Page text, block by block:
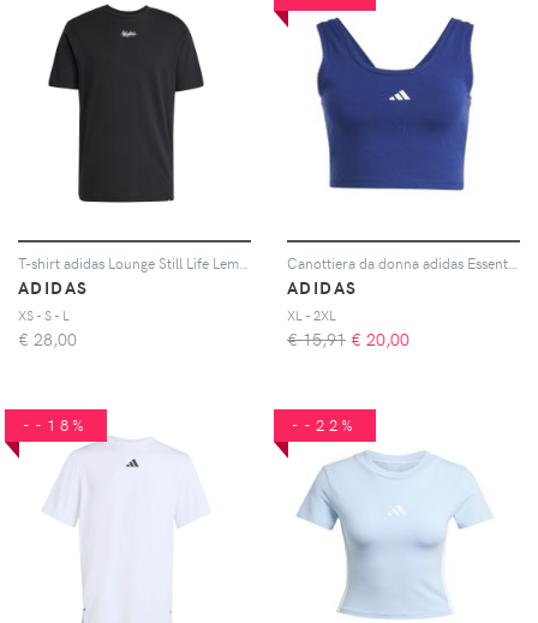
ADIDAS
XS - S - L
€ 28,00
ADIDAS
XL - 2XL
€ 15,91 € 20,00
--18% --22%